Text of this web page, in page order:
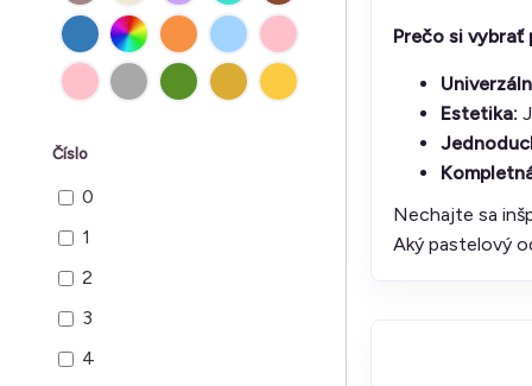
Číslo
0
1
2
3
4
Prečo si
Estetika:
Nechajte sa
Aký pastelový